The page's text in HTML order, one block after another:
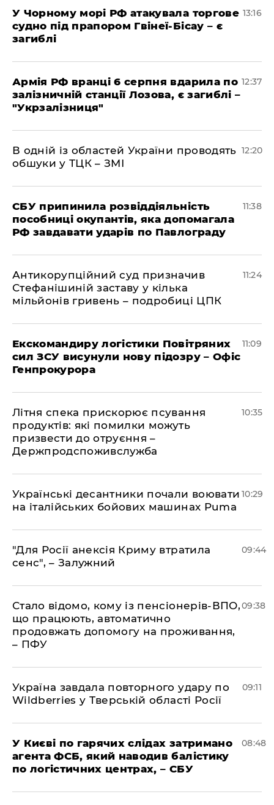
У Чорному морі РФ атакувала торгове
судно під прапором Гвінеї-Бісау – є
загиблі
13:16
Армія РФ вранці 6 серпня вдарила по
залізничній станції Лозова, є загиблі –
"Укрзалізниця"
12:37
В одній із областей України проводять
обшуки у ТЦК – ЗМІ
12:20
СБУ припинила розвіддіяльність
пособниці окупантів, яка допомагала
РФ завдавати ударів по Павлограду
11:38
Антикорупційний суд призначив
Стефанішиній заставу у кілька
мільйонів гривень – подробиці ЦПК
11:24
Екскомандиру логістики Повітряних
сил ЗСУ висунули нову підозру – Офіс
Генпрокурора
11:09
Літня спека прискорює псування
продуктів: які помилки можуть
призвести до отруєння –
Держпродспоживслужба
10:35
Українські десантники почали воювати
на італійських бойових машинах Puma
10:29
"Для Росії анексія Криму втратила
сенс", – Залужний
09:44
Стало відомо, кому із пенсіонерів-ВПО,
що працюють, автоматично
продовжать допомогу на проживання,
– ПФУ
09:38
Україна завдала повторного удару по
Wildberries у Тверській області Росії
09:11
У Києві по гарячих слідах затримано
агента ФСБ, який наводив балістику
по логістичних центрах, – СБУ
08:48